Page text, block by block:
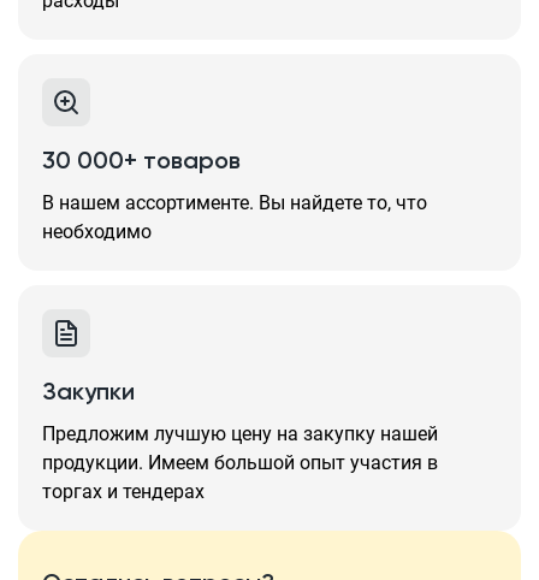
30 000+ товаров
В нашем ассортименте. Вы найдете то, что
необходимо
Закупки
Предложим лучшую цену на закупку нашей
продукции. Имеем большой опыт участия в
торгах и тендерах